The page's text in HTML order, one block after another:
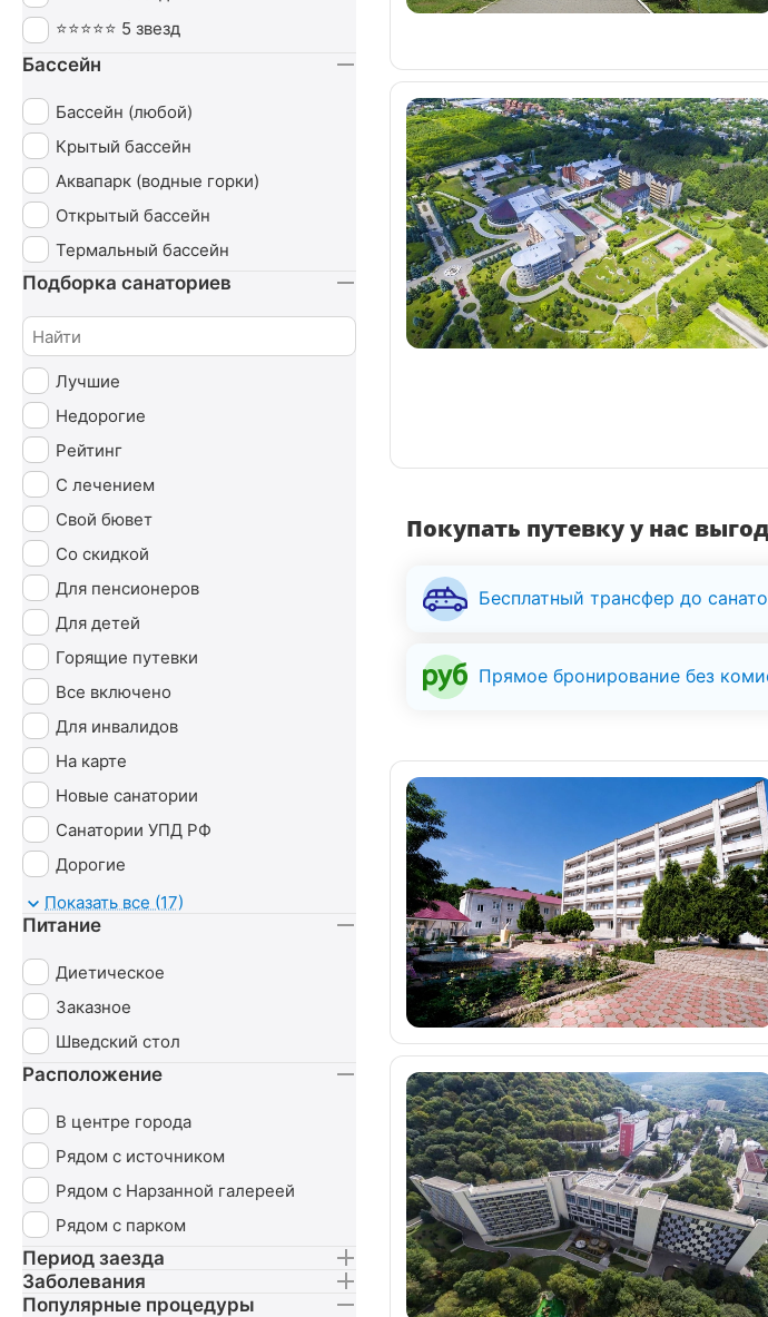
Покупать путевку у нас
Бесплатный трансфер до
Прямое бронирование без
Урология
Эндокринная система
⭐⭐⭐⭐⭐ 5 звезд
Бассейн
Бассейн (любой)
Крытый бассейн
Аквапарк (водные горки)
Открытый бассейн
Термальный бассейн
Подборка санаториев
Лучшие
Недорогие
Рейтинг
С лечением
Свой бювет
Со скидкой
Для пенсионеров
Для детей
Горящие путевки
Все включено
Для инвалидов
На карте
Новые санатории
Санатории УПД РФ
Дорогие
Детские
С животными
Показать все (17)
Питание
Диетическое
Заказное
Шведский стол
Расположение
В центре города
Рядом с источником
Рядом с Нарзанной галереей
Рядом с парком
Период заезда
Заболевания
Популярные процедуры